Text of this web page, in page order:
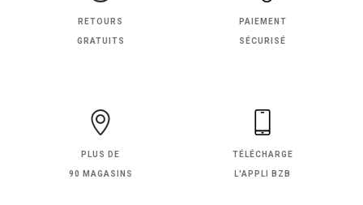
RETOURS
GRATUITS
PAIEMENT
SÉCURISÉ
PLUS DE
90 MAGASINS
TÉLÉCHARGE
L'APPLI BZB